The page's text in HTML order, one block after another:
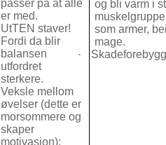
passer på at alle
er med.
UtTEN staver!
Fordi da blir
balansen
utfordret
sterkere.
Veksle mellom
øvelser (dette er
morsommere og
skaper
motivasjon):
og bli varm i
som armer,
mage.
·